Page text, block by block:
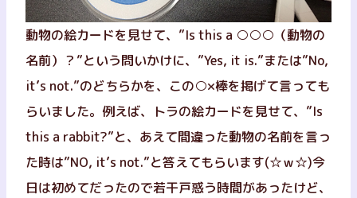
動物の絵カードを見せて、”Is this a ○○○（動物の
名前）？”という問いかけに、”Yes, it is.”または”No,
it’s not.”のどちらかを、この○×棒を掲げて言っても
らいました。例えば、トラの絵カードを見せて、”Is
this a rabbit?”と、あえて間違った動物の名前を言っ
た時は”NO, it’s not.”と答えてもらいます(☆ｗ☆)今
日は初めてだったので若干戸惑う時間があったけど、